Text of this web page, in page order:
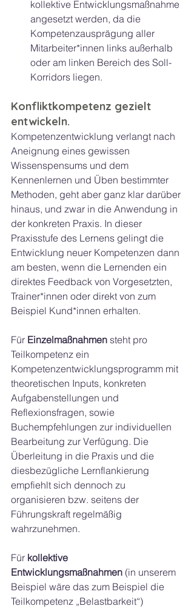
kollektive Entwicklungsmaßnahme
angesetzt werden, da die
Kompetenzausprägung aller
Mitarbeiter*innen links außerhalb
oder am linken Bereich des Soll-
Korridors liegen.
Konfliktkompetenz gezielt
entwickeln.
Kompetenzentwicklung verlangt nach
Aneignung eines gewissen
Wissenspensums und dem
Kennenlernen und Üben bestimmter
Methoden, geht aber ganz klar darüber
hinaus, und zwar in die Anwendung in
der konkreten Praxis. In dieser
Praxisstufe des Lernens gelingt die
Entwicklung neuer Kompetenzen dann
am besten, wenn die Lernenden ein
direktes Feedback von Vorgesetzten,
Trainer*innen oder direkt von zum
Beispiel Kund*innen erhalten.
Für Einzelmaßnahmen steht pro
Teilkompetenz ein
Kompetenzentwicklungsprogramm mit
theoretischen Inputs, konkreten
Aufgabenstellungen und
Reflexionsfragen, sowie
Buchempfehlungen zur individuellen
Bearbeitung zur Verfügung. Die
Überleitung in die Praxis und die
diesbezügliche Lernflankierung
empfiehlt sich dennoch zu
organisieren bzw. seitens der
Führungskraft regelmäßig
wahrzunehmen.
Für kollektive
Entwicklungsmaßnahmen (in unserem
Beispiel wäre das zum Beispiel die
Teilkompetenz „Belastbarkeit“)